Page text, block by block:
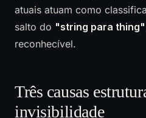
atuais atuam como
salto do "string para thing"
reconhecível.
Três causas
invisibilidade